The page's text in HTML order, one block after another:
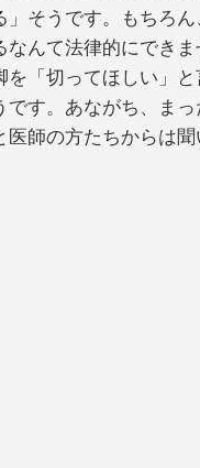
」そうです。もちろ
なんて法律的にでき
を「切ってほしい」
です。あながち、まっ
医師の方たちからは聞